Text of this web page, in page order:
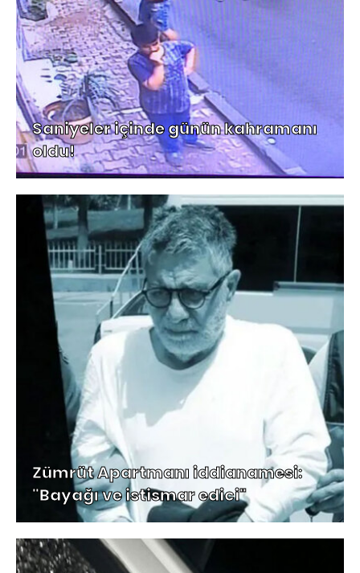
Saniyeler içinde günün kahramanı
oldu!
Zümrüt Apartmanı iddianamesi:
"Bayağı ve istismar edici"